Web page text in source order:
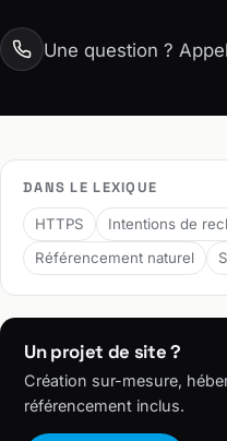
Une question ?
DANS LE LEXIQUE
HTTPS Intentions de
Référencement naturel
Un projet de site ?
Création sur-mesure,
référencement inclus.